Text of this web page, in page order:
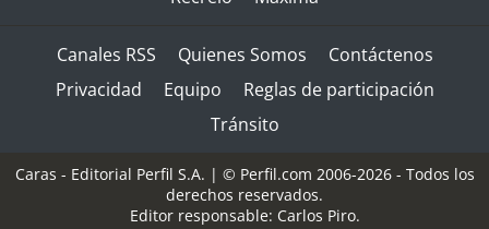
Canales RSS Quienes Somos
Contáctenos
Privacidad
Equipo
Reglas de participación
Tránsito
Caras - Editorial Perfil S.A. | © Perfil.com 2006-2026 - Todos los
derechos reservados.
Editor responsable: Carlos Piro.